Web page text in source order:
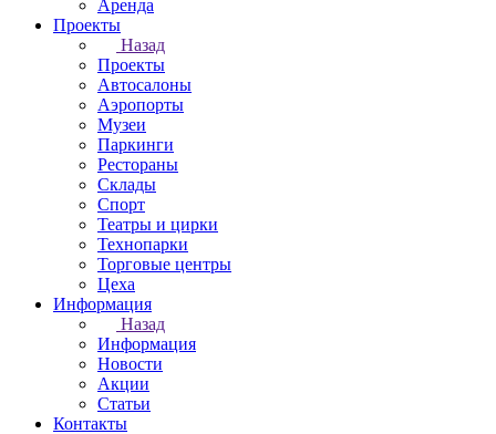
Аренда
Проекты
Назад
Проекты
Автосалоны
Аэропорты
Музеи
Паркинги
Рестораны
Склады
Спорт
Театры и цирки
Технопарки
Торговые центры
Цеха
Информация
Назад
Информация
Новости
Акции
Статьи
Контакты